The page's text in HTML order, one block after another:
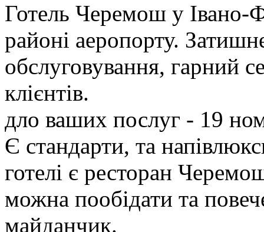
Готель Черемош у Івано-
районі аеропорту.
обслуговування, гарний
клієнтів.
дло ваших послуг - 19
Є стандарти, та
готелі є ресторан
можна пообідати та
майданчик.